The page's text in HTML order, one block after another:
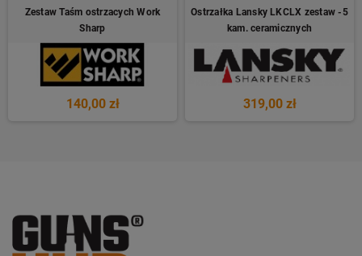
Zestaw Taśm ostrzacych Work
Sharp
140,00 zł
Ostrzałka Lansky LKCLX zestaw -5
kam. ceramicznych
319,00 zł